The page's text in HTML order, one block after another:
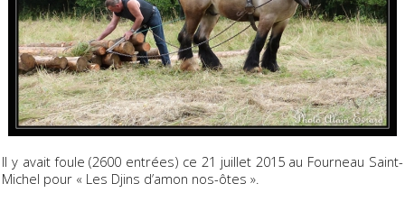
Il y avait foule (2600 entrées) ce 21 juillet 2015 au Fourneau Saint-
Michel pour « Les Djins d’amon nos-ôtes ».